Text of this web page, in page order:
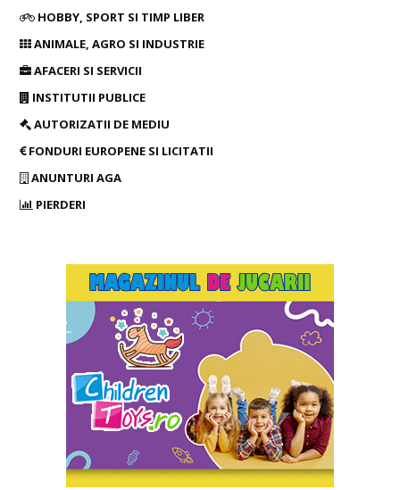
HOBBY, SPORT SI TIMP LIBER
ANIMALE, AGRO SI INDUSTRIE
AFACERI SI SERVICII
INSTITUTII PUBLICE
AUTORIZATII DE MEDIU
FONDURI EUROPENE SI LICITATII
ANUNTURI AGA
PIERDERI